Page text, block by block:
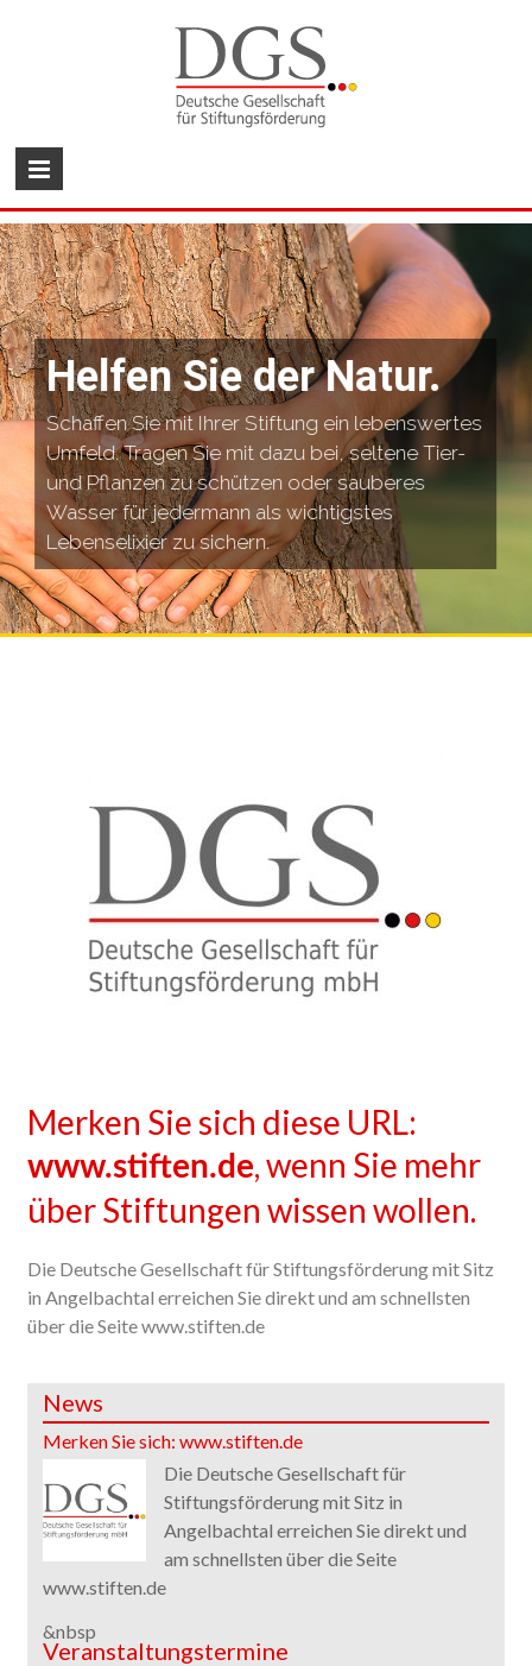
Helfen Sie der Natur.
Schaffen Sie mit Ihrer Stiftung ein lebenswertes
Umfeld. Tragen Sie mit dazu bei, seltene Tier-
und Pflanzen zu schützen oder sauberes
Wasser für jedermann als wichtigstes
Lebenselixier zu sichern.
Merken Sie sich diese URL:
www.stiften.de, wenn Sie mehr
über Stiftungen wissen wollen.
Die Deutsche Gesellschaft für Stiftungsförderung mit Sitz
in Angelbachtal erreichen Sie direkt und am schnellsten
über die Seite www.stiften.de
News
Merken Sie sich: www.stiften.de
Die Deutsche Gesellschaft für
Stiftungsförderung mit Sitz in
Angelbachtal erreichen Sie direkt und
am schnellsten über die Seite
www.stiften.de
&nbsp
Veranstaltungstermine